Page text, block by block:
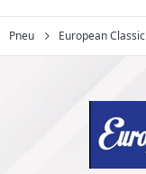
Pneu European Classic